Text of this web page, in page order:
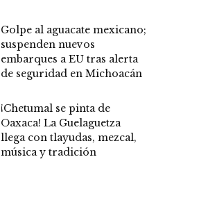
Golpe al aguacate mexicano;
suspenden nuevos
embarques a EU tras alerta
de seguridad en Michoacán
¡Chetumal se pinta de
Oaxaca! La Guelaguetza
llega con tlayudas, mezcal,
música y tradición